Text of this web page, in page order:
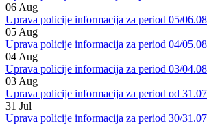
Informacije MUP-a
07Aug
Uprava policije informacija za period 06/
06Aug
Uprava policije informacija za period 05/
05Aug
Uprava policije informacija za period 04/
04Aug
Uprava policije informacija za period 03/
03Aug